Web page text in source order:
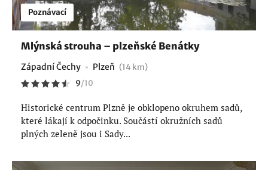
Poznávací
Mlýnská strouha – plzeňské Benátky
Západní Čechy Plzeň (14 km)
9/10
Historické centrum Plzně je obklopeno okruhem sadů,
které lákají k odpočinku. Součástí okružních sadů
plných zeleně jsou i Sady...